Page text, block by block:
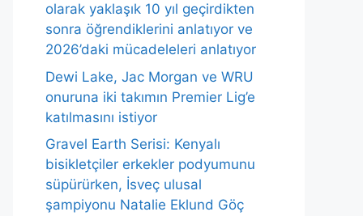
olarak yaklaşık 10 yıl geçirdikten
sonra öğrendiklerini anlatıyor ve
2026’daki mücadeleleri anlatıyor
Dewi Lake, Jac Morgan ve WRU
onuruna iki takımın Premier Lig’e
katılmasını istiyor
Gravel Earth Serisi: Kenyalı
bisikletçiler erkekler podyumunu
süpürürken, İsveç ulusal
şampiyonu Natalie Eklund Göç